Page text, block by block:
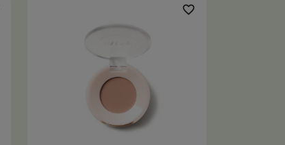
kreskę lub efekt smoky eye w
kilka sekund
favorite_border